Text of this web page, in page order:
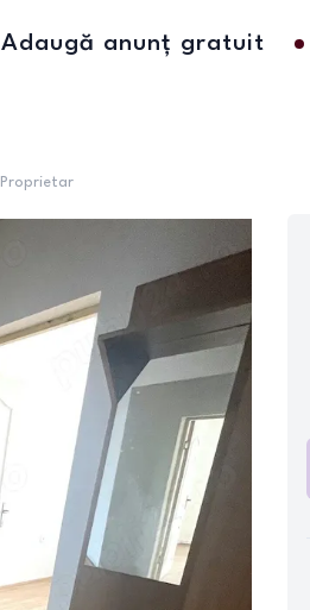
Adaugă anunț gratuit
Proprietar